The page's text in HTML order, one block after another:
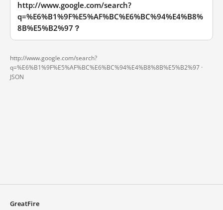
http://www.google.com/search?
q=%E6%B1%9F%E5%AF%BC%E6%BC%94%E4%B8%
8B%E5%B2%97？
http://www.google.com/search?
q=%E6%B1%9F%E5%AF%BC%E6%BC%94%E4%B8%8B%E5%B2%97 ·
JSON
GreatFire